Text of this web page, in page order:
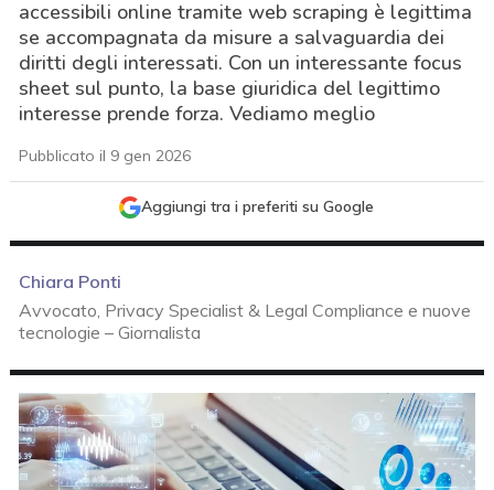
accessibili online tramite web scraping è legittima
se accompagnata da misure a salvaguardia dei
diritti degli interessati. Con un interessante focus
sheet sul punto, la base giuridica del legittimo
interesse prende forza. Vediamo meglio
Pubblicato il 9 gen 2026
Aggiungi tra i preferiti su Google
Chiara Ponti
Avvocato, Privacy Specialist & Legal Compliance e nuove
tecnologie – Giornalista